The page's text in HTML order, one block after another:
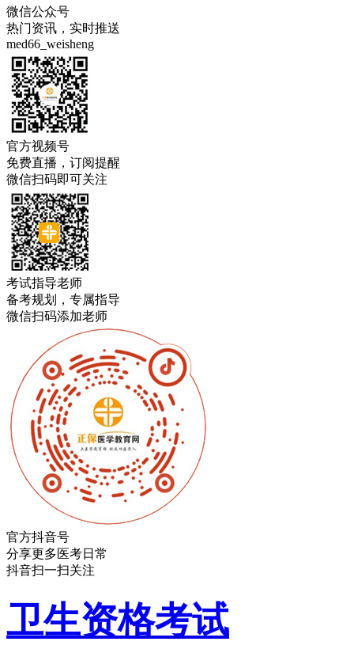
微信公众号
热门资讯，实时推送
med66_weisheng
官方视频号
免费直播，订阅提醒
微信扫码即可关注
考试指导老师
备考规划，专属指导
微信扫码添加老师
官方抖音号
分享更多医考日常
抖音扫一扫关注
卫生资格考试